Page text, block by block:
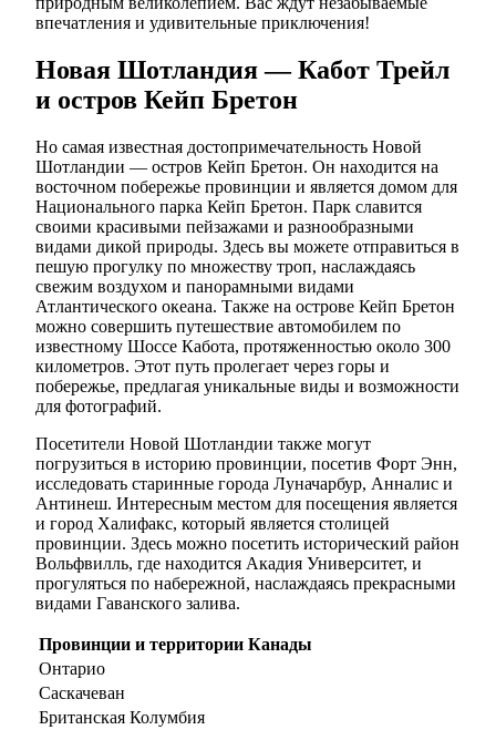
впечатления и удивительные приключения!
Новая Шотландия — Кабот Трейл
и остров Кейп Бретон
Но самая известная достопримечательность Новой
Шотландии — остров Кейп Бретон. Он находится на
восточном побережье провинции и является домом для
Национального парка Кейп Бретон. Парк славится
своими красивыми пейзажами и разнообразными
видами дикой природы. Здесь вы можете отправиться в
пешую прогулку по множеству троп, наслаждаясь
свежим воздухом и панорамными видами
Атлантического океана. Также на острове Кейп Бретон
можно совершить путешествие автомобилем по
известному Шоссе Кабота, протяженностью около 300
километров. Этот путь пролегает через горы и
побережье, предлагая уникальные виды и возможности
для фотографий.
Посетители Новой Шотландии также могут
погрузиться в историю провинции, посетив Форт Энн,
исследовать старинные города Луначарбур, Анналис и
Антинеш. Интересным местом для посещения является
и город Халифакс, который является столицей
провинции. Здесь можно посетить исторический район
Вольфвилль, где находится Акадия Университет, и
прогуляться по набережной, наслаждаясь прекрасными
видами Гаванского залива.
Провинции и территории Канады
Онтарио
Саскачеван
Британская Колумбия